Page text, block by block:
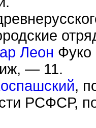
Леон Фуко
— 11.
,
РСФСР,